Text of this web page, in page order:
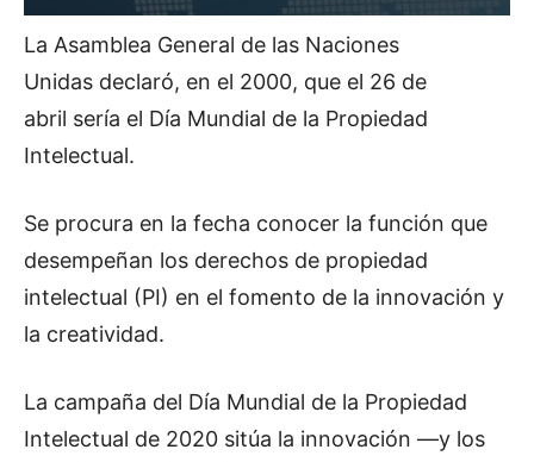
La Asamblea General de las Naciones
Unidas declaró, en el 2000, que el 26 de
abril sería el Día Mundial de la Propiedad
Intelectual.
Se procura en la fecha conocer la función que
desempeñan los derechos de propiedad
intelectual (PI) en el fomento de la innovación y
la creatividad.
La campaña del Día Mundial de la Propiedad
Intelectual de 2020 sitúa la innovación —y los